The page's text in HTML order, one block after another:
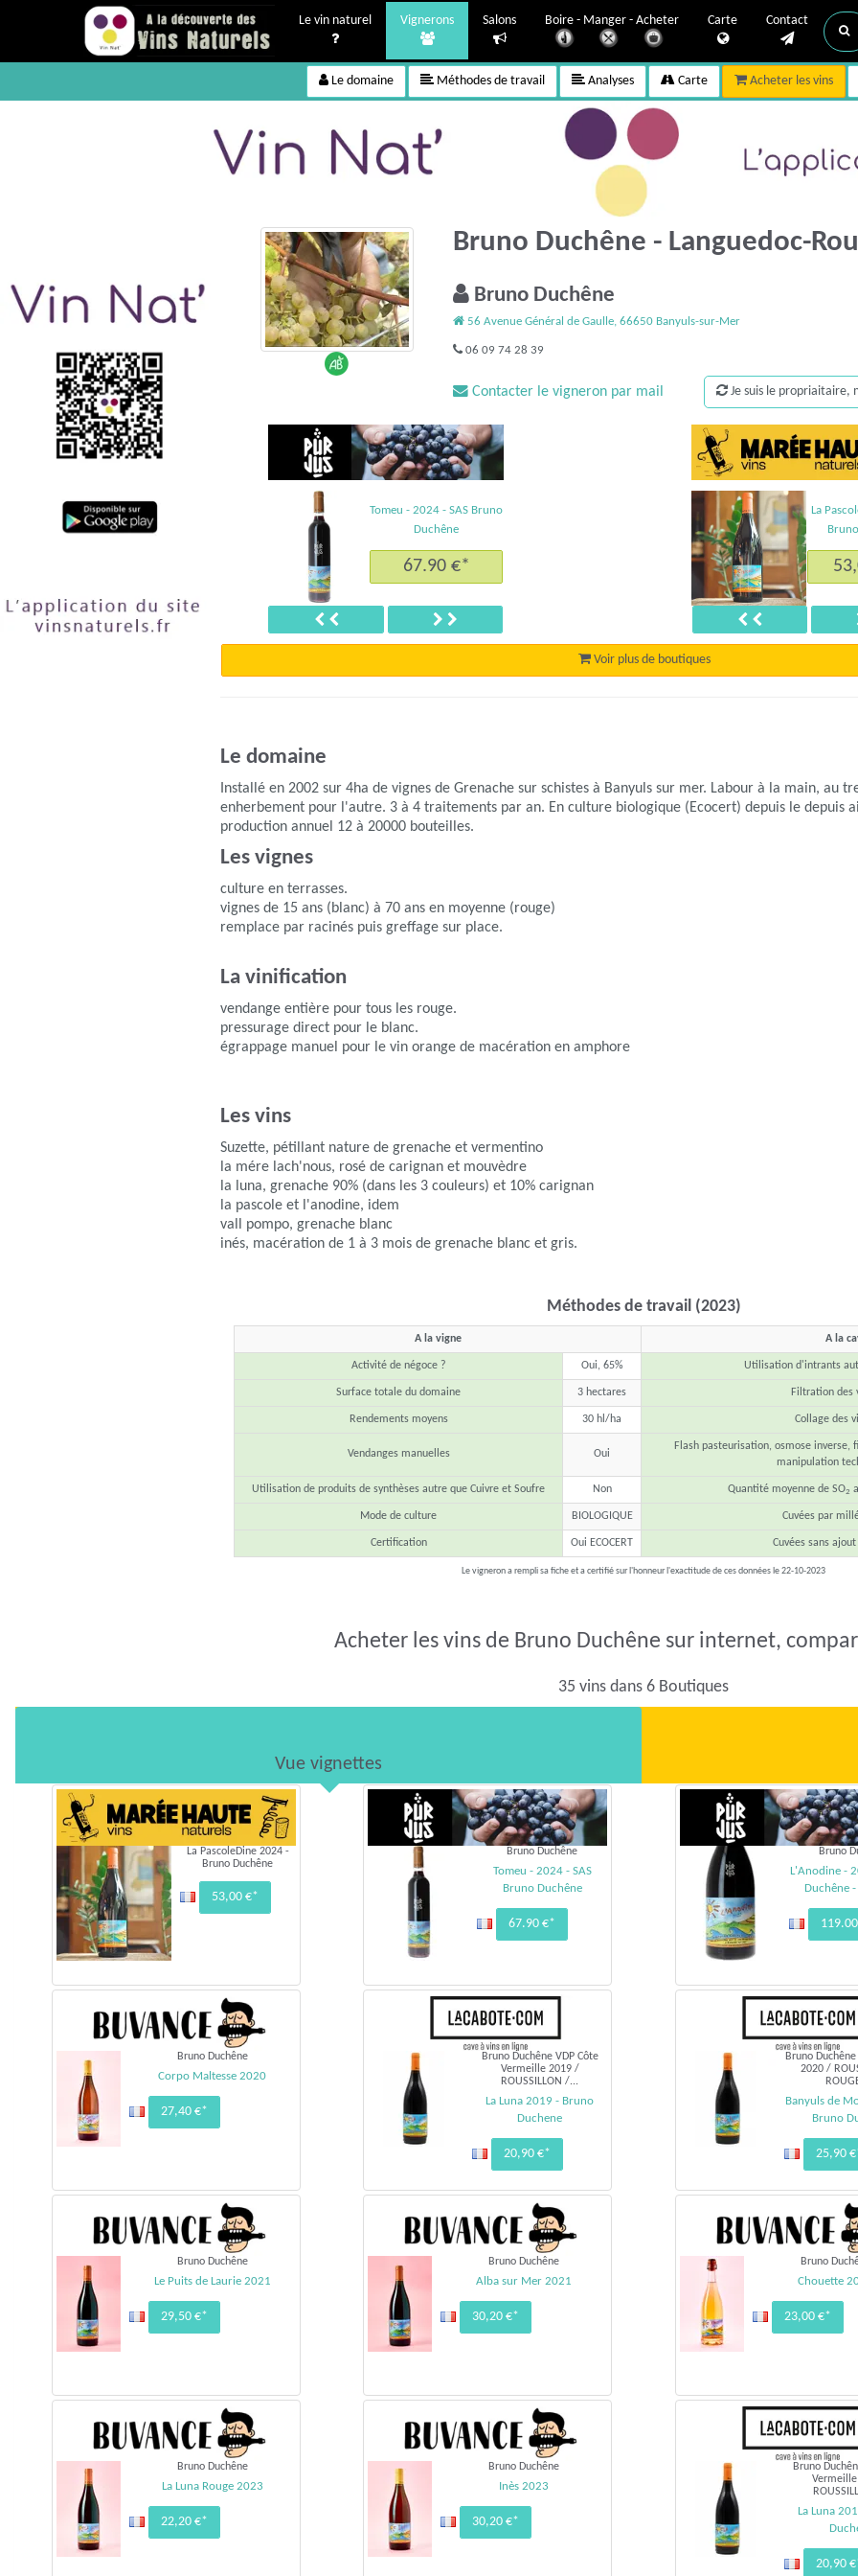
Le vin naturel Vignerons Salons Boire - Manger - Acheter Carte Contact
Le domaine Méthodes de travail Analyses Carte Acheter les vins
Bruno Duchêne - Languedoc-
Bruno Duchêne
56 Avenue Général de Gaulle, 66650 Banyuls-sur-Mer
06 09 74 28 39
Contacter le vigneron par mail Je suis le propriaitaire,
Tomeu - 2024 - SAS Bruno
Duchêne
67.90 €*
Précédent
La
Précédent
Voir plus de boutiques
Le domaine
Installé en 2002 sur 4ha de vignes de Grenache sur schistes à Banyuls sur mer. Labour à la main, au
enherbement pour l'autre. 3 à 4 traitements par an. En culture biologique (Ecocert) depuis le depuis
production annuel 12 à 20000 bouteilles.
Les vignes
culture en terrasses.
vignes de 15 ans (blanc) à 70 ans en moyenne (rouge)
remplace par racinés puis greffage sur place.
La vinification
vendange entière pour tous les rouge.
pressurage direct pour le blanc.
égrappage manuel pour le vin orange de macération en amphore
Les vins
Suzette, pétillant nature de grenache et vermentino
la mére lach'nous, rosé de carignan et mouvèdre
la luna, grenache 90% (dans les 3 couleurs) et 10% carignan
la pascole et l'anodine, idem
vall pompo, grenache blanc
inés, macération de 1 à 3 mois de grenache blanc et gris.
Méthodes de travail (2023)
A la vigne A la
Activité de négoce ? Oui, 65% Utilisation d'intrants
Surface totale du domaine 3 hectares Filtration des
Rendements moyens 30 hl/ha Collage des
Vendanges manuelles Oui
Flash pasteurisation, osmose
manipulation
Utilisation de produits de synthèses autre que Cuivre et Soufre Non Quantité moyenne de SO2
Mode de culture BIOLOGIQUE Cuvées par
Certification Oui ECOCERT Cuvées sans ajout
Le vigneron a rempli sa fiche et a certifié sur l'honneur l'exactitude de ces données le 22-10-2023
Acheter les vins de Bruno Duchêne sur internet,
35 vins dans 6 Boutiques
Vue vignettes
La PascoleDine 2024 -
Bruno Duchêne
53,00 €*
Bruno Duchêne
Tomeu - 2024 - SAS
Bruno Duchêne
67.90 €*
Bruno
L'Anodine -
Duchêne
Bruno Duchêne
Corpo Maltesse 2020
27,40 €*
Bruno Duchêne VDP Côte
Vermeille 2019 /
ROUSSILLON /...
La Luna 2019 - Bruno
Duchene
20,90 €*
Bruno
2020 /
Banyuls de
Bruno
25,90
Bruno Duchêne
Le Puits de Laurie 2021
29,50 €*
Bruno Duchêne
Alba sur Mer 2021
30,20 €*
Bruno
Chouette
23,00 €*
Bruno Duchêne
La Luna Rouge 2023
22,20 €*
Bruno Duchêne
Inès 2023
30,20 €*
Bruno
La Luna
20,90